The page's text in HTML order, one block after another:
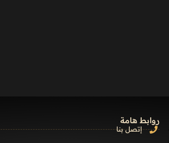
روابط هامة
إتصل بنا